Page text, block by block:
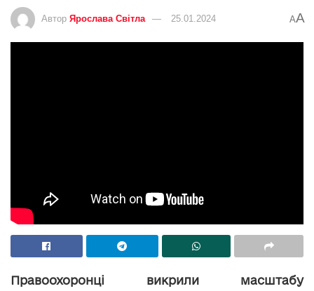
Автор Ярослава Світла 25.01.2024 AA
Правоохоронці викрили масштабу